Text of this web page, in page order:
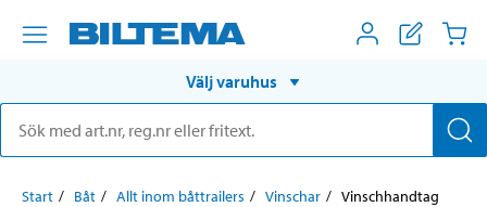
Välj varuhus
Start Båt Allt inom båttrailers Vinschar Vinschhandtag